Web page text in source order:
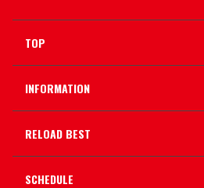
TOP
INFORMATION
RELOAD BEST
SCHEDULE